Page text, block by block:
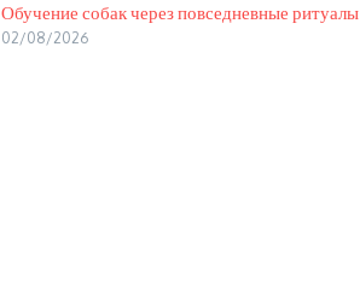
Обучение собак через повседневные ритуалы
02/08/2026